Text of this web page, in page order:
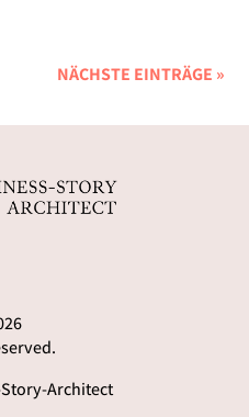
NÄCHSTE EINTRÄGE »
Architect